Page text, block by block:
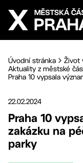
Přejít na hlavní
Úvodní stránka Život
Aktuality z městské
Praha 10 vypsala
22.02.2024
Praha 10
zakázku na
parky